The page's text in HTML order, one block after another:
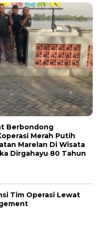
Berbondong
Merah Putih
Marelan Di Wisata
Dirgahayu 80 Tahun
Tim Operasi Lewat